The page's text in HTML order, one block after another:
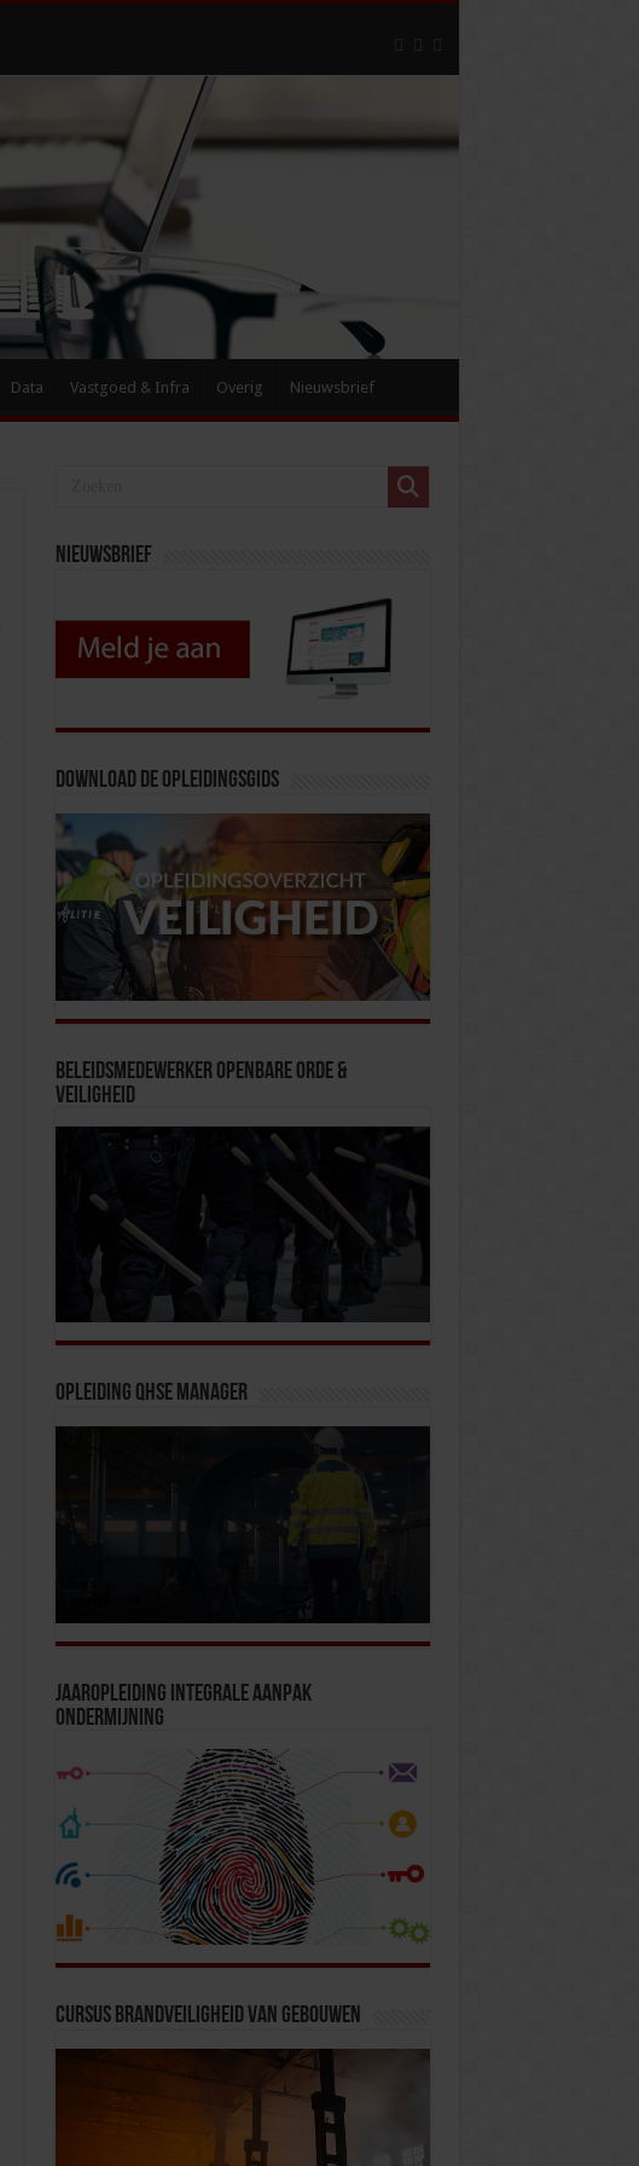
Data Vastgoed & Infra Overig Nieuwsbrief
Nieuwsbrief
Download de opleidingsgids
Beleidsmedewerker Openbare Orde &
Veiligheid
Opleiding QHSE Manager
Jaaropleiding Integrale Aanpak
Ondermijning
Cursus Brandveiligheid van Gebouwen